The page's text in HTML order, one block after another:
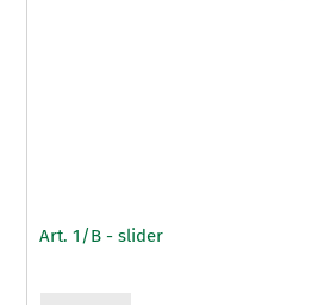
Art. 1/B - slider